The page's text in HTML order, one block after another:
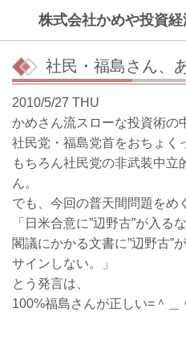
株式会社かめや投資
社民・福島さん、
2010/5/27 THU
かめさん流スローな投資術の
社民党・福島党首をおちょく
もちろん社民党の非武装中
ん。
でも、今回の普天間問題をめ
「日米合意に”辺野古”が入るな
閣議にかかる文書に”辺野古”
サインしない。」
とう発言は、
100%福島さんが正しい=＾＿